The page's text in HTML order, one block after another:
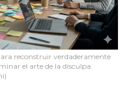
reconstruir verdaderamente
el arte de la disculpa.